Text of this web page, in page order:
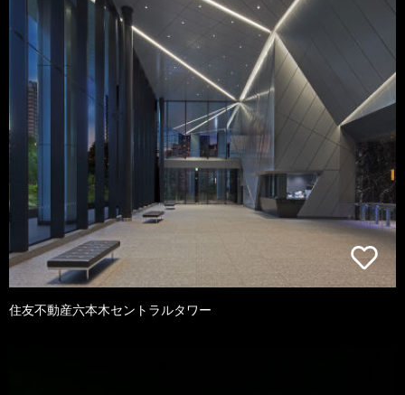
住友不動産六本木セントラルタワー